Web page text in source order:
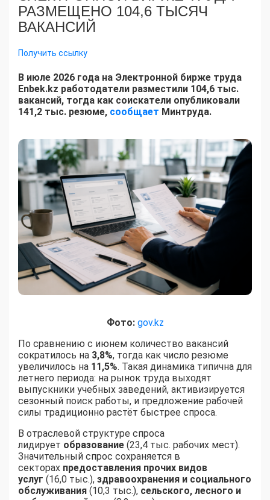
РАЗМЕЩЕНО 104,6 ТЫСЯЧ
ВАКАНСИЙ
Получить ссылку
В июле 2026 года на Электронной бирже труда
Enbek.kz работодатели разместили 104,6 тыс.
вакансий, тогда как соискатели опубликовали
141,2 тыс. резюме, сообщает Минтруда.
Фото: gov.kz
По сравнению с июнем количество вакансий
сократилось на 3,8%, тогда как число резюме
увеличилось на 11,5%. Такая динамика типична для
летнего периода: на рынок труда выходят
выпускники учебных заведений, активизируется
сезонный поиск работы, и предложение рабочей
силы традиционно растёт быстрее спроса.
В отраслевой структуре спроса
лидирует образование (23,4 тыс. рабочих мест).
Значительный спрос сохраняется в
секторах предоставления прочих видов
услуг (16,0 тыс.), здравоохранения и социального
обслуживания (10,3 тыс.), сельского, лесного и